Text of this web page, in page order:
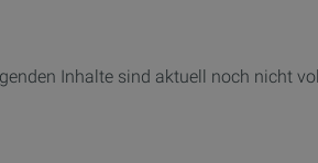
Inhalte sind aktuell noch nicht